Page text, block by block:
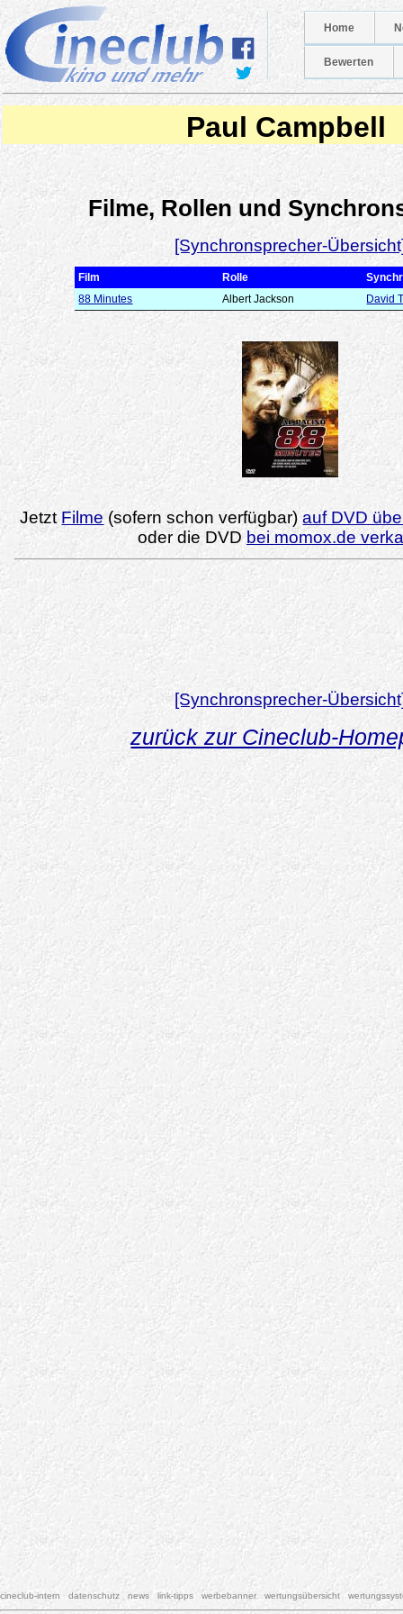
Home
Bewerten
Paul Campbell
Filme, Rollen und
[Synchronsprecher-
Film Rolle
88 Minutes
Albert Jackson David
Jetzt Filme (sofern schon verfügbar)auf DVD
oder die DVD bei momox.de
[Synchronsprecher-
zurück zur Cineclub-
cineclub-intern datenschutz news link-tipps werbebanner wertungsübersicht